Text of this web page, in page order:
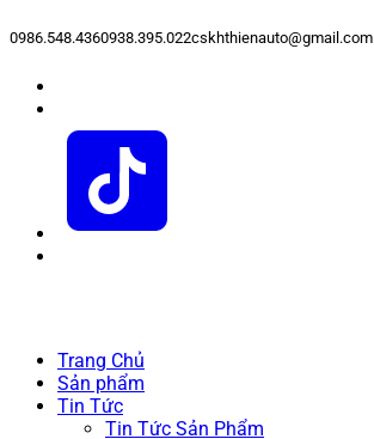
0986.548.4360938.395.022cskhthienauto@gmail.com
Trang Chủ
Sản phẩm
Tin Tức
Tin Tức Sản Phẩm